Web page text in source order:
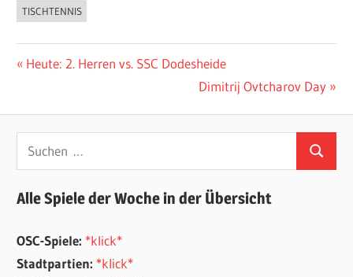
TISCHTENNIS
Beitragsnavigation
Vorheriger
Heute: 2. Herren vs. SSC Dodesheide
Nächster
Dimitrij Ovtcharov Day
Suchen
nach:
Suchen
Alle Spiele der Woche in der Übersicht
OSC-Spiele: *klick*
Stadtpartien: *klick*